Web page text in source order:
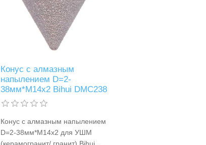
Конус с алмазным
напылением D=2-
38мм*М14x2 Bihui DMC238
Конус с алмазным напылением
D=2-38мм*М14x2 для УШМ